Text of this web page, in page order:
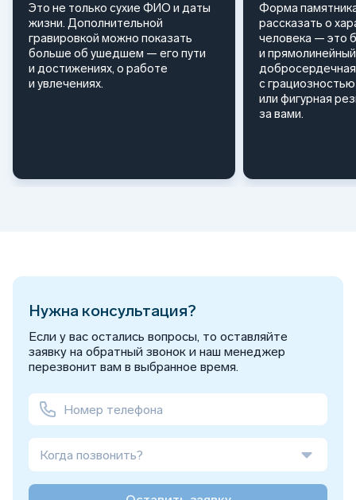
Это не только сухие ФИО и даты
жизни. Дополнительной
гравировкой можно показать
больше об ушедшем — его пути
и достижениях, о работе
и увлечениях.
Форма
рассказать о
человека — это
и
с
или фигурная
за вами.
Нужна консультация?
Если у вас остались вопросы, то оставляйте
заявку на обратный звонок и наш менеджер
перезвонит вам в выбранное время.
Когда позвонить?